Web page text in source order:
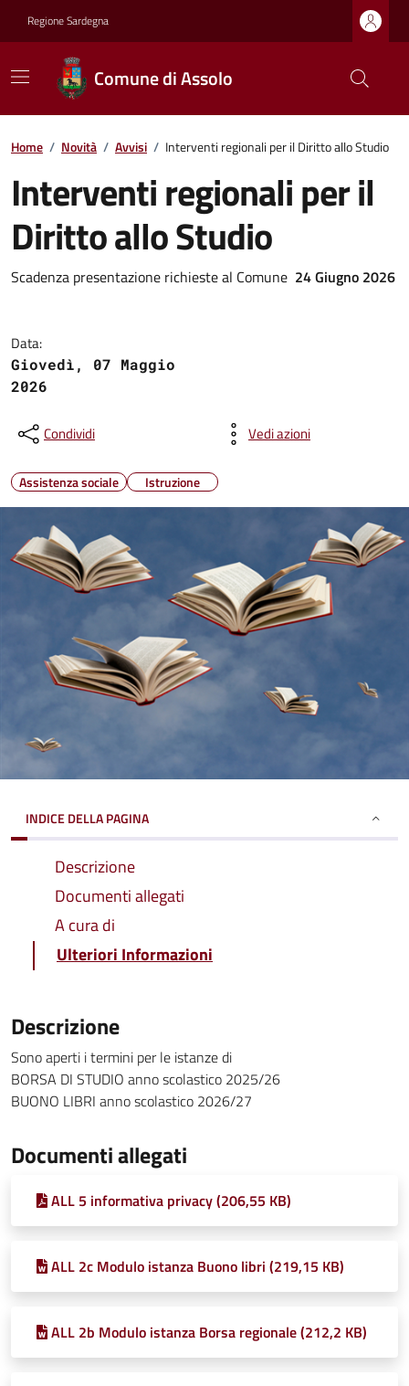
Regione Sardegna
Comune di Assolo
Home / Novità / Avvisi / Interventi regionali per il Diritto allo Studio
Interventi regionali per il
Diritto allo Studio
Scadenza presentazione richieste al Comune 24 Giugno 2026
Data:
Giovedì, 07 Maggio
2026
Condividi Vedi azioni
Assistenza sociale Istruzione
INDICE DELLA PAGINA
Descrizione
Documenti allegati
A cura di
Ulteriori Informazioni
Descrizione
Sono aperti i termini per le istanze di
BORSA DI STUDIO anno scolastico 2025/26
BUONO LIBRI anno scolastico 2026/27
Documenti allegati
ALL 5 informativa privacy (206,55 KB)
ALL 2c Modulo istanza Buono libri (219,15 KB)
ALL 2b Modulo istanza Borsa regionale (212,2 KB)